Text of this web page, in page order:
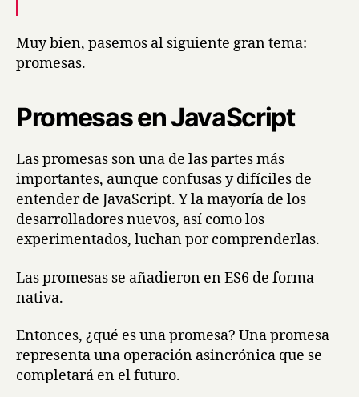
Muy bien, pasemos al siguiente gran tema:
promesas.
Promesas en JavaScript
Las promesas son una de las partes más
importantes, aunque confusas y difíciles de
entender de JavaScript. Y la mayoría de los
desarrolladores nuevos, así como los
experimentados, luchan por comprenderlas.
Las promesas se añadieron en ES6 de forma
nativa.
Entonces, ¿qué es una promesa? Una promesa
representa una operación asincrónica que se
completará en el futuro.